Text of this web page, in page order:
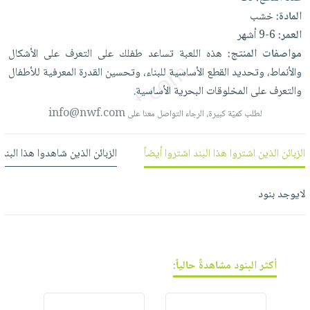
العناية
بالأسنان
الحمية
والتغذية
أدوات
المائدة
الأوعية
والتخزين
أدوات
الأكثر
مبيعاً
العودة
للمدارس
اكسسوارات
اكسسوارات
منزلية
اكسسوارات
ملابس
مطرزات
حلي
عناية
بالذات
شحن
مجاني
بنود
مختارة
اشتراكات
صندوق
القراءة
iKitab
متقدم
وفرات
سياسة
الشركة
لائحة
المادة:خشب
العمر:6-9 أشهر
مواصفات المنتج: هذه اللعبة تساعد طفلكعلى التعرفعلى الأشكال
والأنماط، وتحديد القطع الأساسية للبناء، وتحسين القدرة المعرفية للأطفال
والتعرفعلى المخلوقات البحرية الأساسية.
لطلب كميّة كبيرة، الرجاء التواصل معنا علىinfo@nwf.com
الزبائن الذين اشتروا هذا البند اشتروا أيضاً الزبائن الذين شاهدوا هذا
لايوجد بنود
أكثر البنود مشاهدةً حالياً: